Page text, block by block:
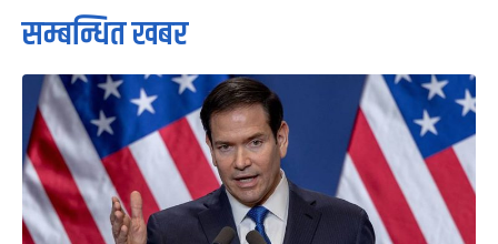
सम्बन्धित खबर